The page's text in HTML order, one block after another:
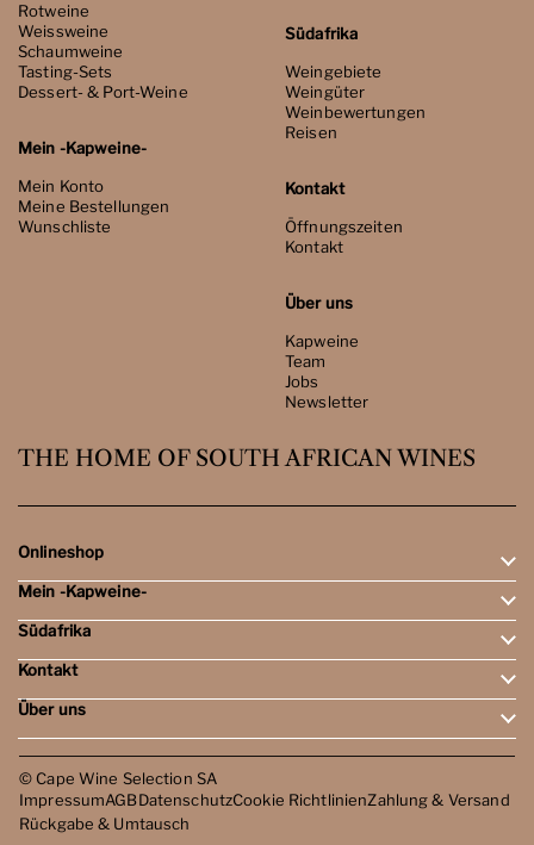
Rotweine
Weissweine
Schaumweine
Tasting-Sets
Dessert- & Port-Weine
Mein -Kapweine-
Mein Konto
Meine Bestellungen
Wunschliste
Südafrika
Weingebiete
Weingüter
Weinbewertungen
Reisen
Kontakt
Öffnungszeiten
Kontakt
Über uns
Kapweine
Team
Jobs
Newsletter
THE HOME OF SOUTH AFRICAN WINES
Onlineshop
Rotweine
Weissweine
Schaumweine
Tasting-Sets
Dessert- & Port-Weine
Mein -Kapweine-
Mein Konto
Meine Bestellungen
Wunschliste
Südafrika
Weingebiete
Weingüter
Weinbewertungen
Reisen
Kontakt
Öffnungszeiten
Kontakt
Über uns
Kapweine
Team
Jobs
Newsletter
© Cape Wine Selection SA
ImpressumAGBDatenschutzCookie RichtlinienZahlung & Versand
Rückgabe & Umtausch